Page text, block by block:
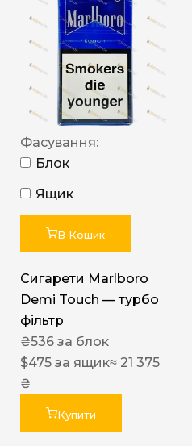
Фасування:
Блок
Ящик
В Кошик
Сигарети Marlboro
Demi Touch — турбо
фільтр
₴536 за блок
$475 за ящик≈ 21 375
₴
Купити